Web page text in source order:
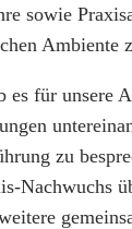
sowie
Ambiente
für unsere
zu
Nachwuchs